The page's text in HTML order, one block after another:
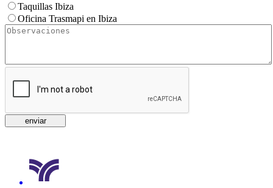
Taquillas Ibiza
Oficina Trasmapi en Ibiza